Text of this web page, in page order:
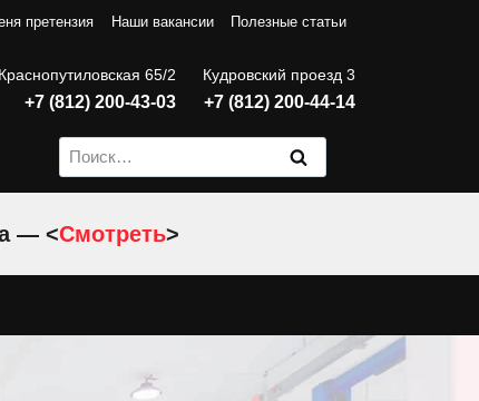
претензия Наши вакансии Полезные статьи
Краснопутиловская 65/2
+7 (812) 200-43-03
Кудровский проезд 3
+7 (812) 200-44-14
Найти:
— <Смотреть>